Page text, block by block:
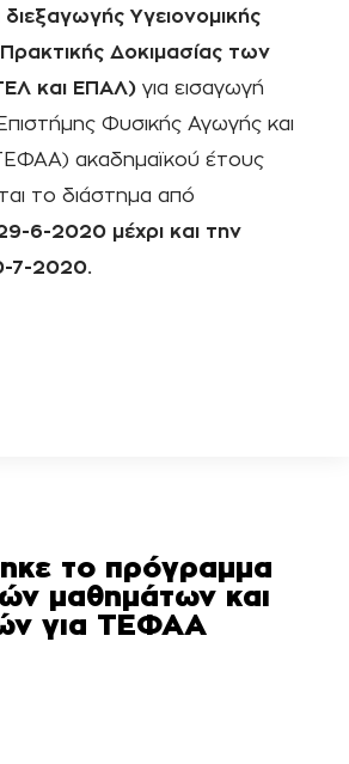
Υγειονομικής
Δοκιμασίας των
και ΕΠΑΛ) για εισαγωγή
Φυσικής Αγωγής και
ακαδημαϊκού έτους
το διάστημα από
6-2020 μέχρι και την
7-2020.
το πρόγραμμα
μαθημάτων και
για ΤΕΦΑΑ